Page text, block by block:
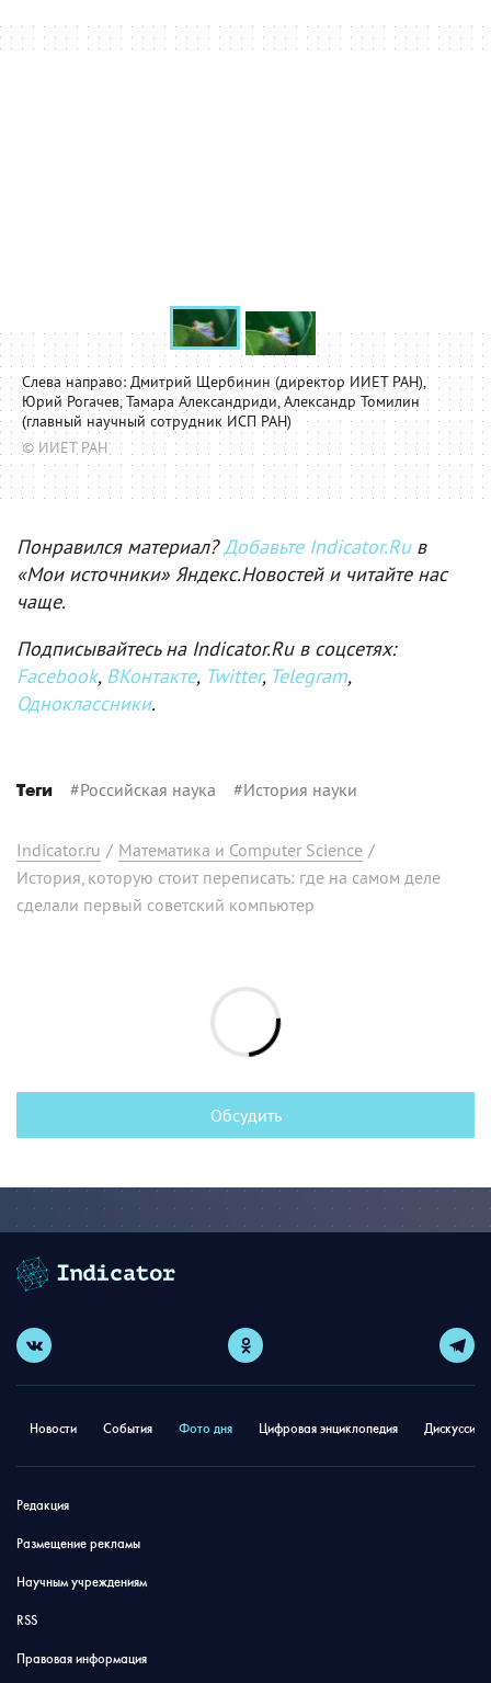
Слева направо: Дмитрий Щербинин (директор ИИЕТ РАН),
Юрий Рогачев, Тамара Александриди, Александр Томилин
(главный научный сотрудник ИСП РАН)
© ИИЕТ РАН
Понравился материал?Добавьте Indicator.Ruв
«Мои источники» Яндекс.Новостей и читайте нас
чаще.
Подписывайтесь на Indicator.Ru в соцсетях:
Facebook, ВКонтакте, Twitter, Telegram,
Одноклассники.
Теги #Российская наука #История науки
Indicator.ru / Математика и Computer Science /
История, которую стоит переписать: где на самом деле
сделали первый советский компьютер
Обсудить
Новости События Фото дня Цифровая энциклопедия
Редакция
Размещение рекламы
Научным учреждениям
RSS
Правовая информация